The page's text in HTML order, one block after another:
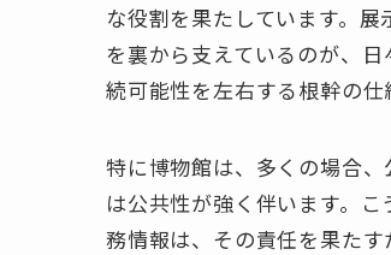
な役割を果たしています。
を裏から支えているのが、
続可能性を左右する根幹の
特に博物館は、多くの場合
は公共性が強く伴います。
務情報は、その責任を果た